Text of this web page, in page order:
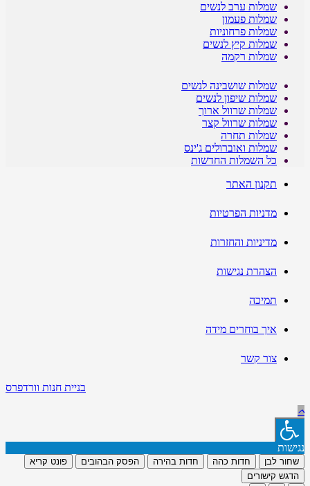
שמלות ערב לנשים
שמלות פעמון
שמלות פרחוניות
שמלות קיץ לנשים
שמלות רקמה
שמלות שושבינה לנשים
שמלות שיפון לנשים
שמלות שרוול ארוך
שמלות שרוול קצר
שמלות תחרה
שמלות ואוברולים ג'ינס
כל השמלות החדשות
תקנון האתר
מדניות הפרטיות
מדיניות והחזרות
הצהרת נגישות
תמיכה
איך בוחרים מידה
צור קשר
בניית חנות וורדפרס
נגישות
שחור לבן חדות כהה חדות בהירה הפסק הבהובים
פונט קריא
הדגש קישורים